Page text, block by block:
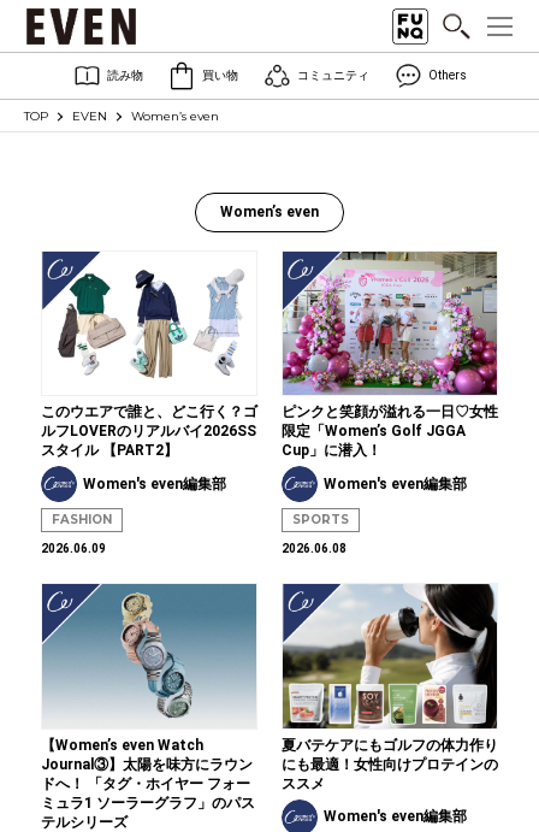
読み物 買い物 コミュニティ Others
TOP EVEN Women’s even
Women’s even
このウエアで誰と、どこ行く？ゴ
ルフLOVERのリアルバイ2026SS
スタイル 【PART2】
Women's even編集部
FASHION
2026.06.09
ピンクと笑顔が溢れる一日♡女性
限定「Women’s Golf JGGA
Cup」に潜入！
Women's even編集部
SPORTS
2026.06.08
【Women’s even Watch
Journal③】太陽を味方にラウン
ドへ！ 「タグ・ホイヤー フォー
ミュラ1 ソーラーグラフ」のパス
テルシリーズ
夏バテケアにもゴルフの体力作り
にも最適！女性向けプロテインの
ススメ
Women's even編集部